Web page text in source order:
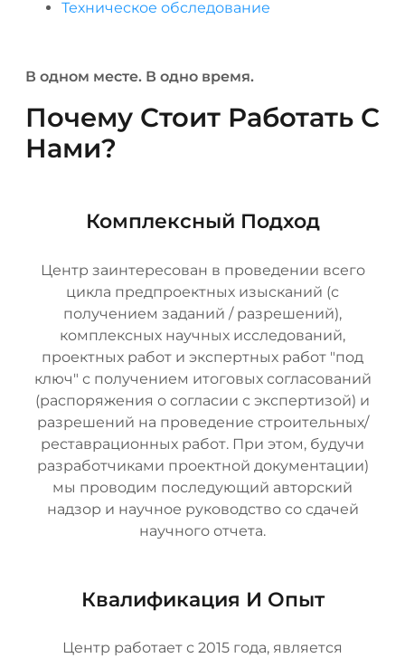
Техническое обследование
В одном месте. В одно время.
Почему Стоит Работать С
Нами?
Комплексный Подход
Центр заинтересован в проведении всего
цикла предпроектных изысканий (с
получением заданий / разрешений),
комплексных научных исследований,
проектных работ и экспертных работ "под
ключ" с получением итоговых согласований
(распоряжения о согласии с экспертизой) и
разрешений на проведение строительных/
реставрационных работ. При этом, будучи
разработчиками проектной документации)
мы проводим последующий авторский
надзор и научное руководство со сдачей
научного отчета.
Квалификация И Опыт
Центр работает с 2015 года, является